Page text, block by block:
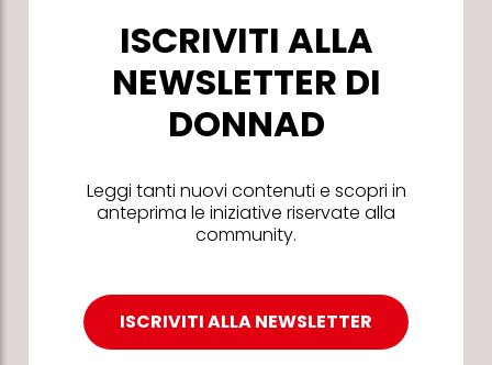
ISCRIVITI ALLA
NEWSLETTER DI
DONNAD
Leggi tanti nuovi contenuti e scopri in
anteprima le iniziative riservate alla
community.
ISCRIVITI ALLA NEWSLETTER